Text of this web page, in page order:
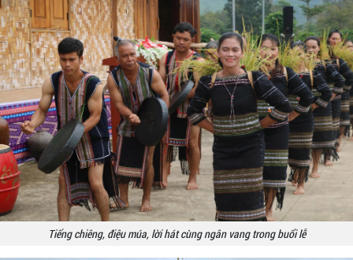
Tiếng chiêng, điệu múa, lời hát cùng ngân vang trong buổi lễ